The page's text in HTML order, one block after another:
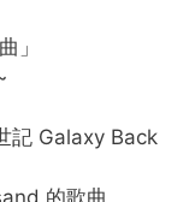
」
記 Galaxy Back